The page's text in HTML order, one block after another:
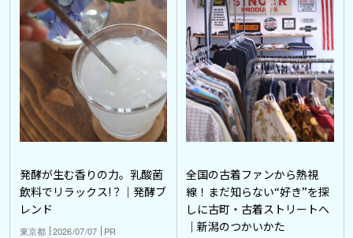
発酵が生む香りの力。乳酸菌
飲料でリラックス!？｜発酵ブ
レンド
東京都 2026/07/07 PR
全国の古着ファンから熱視
線！まだ知らない“好き”を探
しに古町・古着ストリートへ
｜新潟のつかいかた